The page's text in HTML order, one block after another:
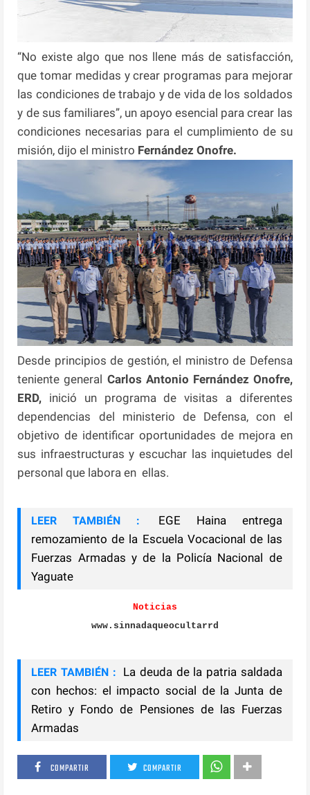
“No existe algo que nos llene más de satisfacción,
que tomar medidas y crear programas para mejorar
las condiciones de trabajo y de vida de los soldados
y de sus familiares”, un apoyo esencial para crear las
condiciones necesarias para el cumplimiento de su
misión, dijo el ministro Fernández Onofre.
Desde principios de gestión, el ministro de Defensa
teniente general Carlos Antonio Fernández Onofre,
ERD, inició un programa de visitas a diferentes
dependencias del ministerio de Defensa, con el
objetivo de identificar oportunidades de mejora en
sus infraestructuras y escuchar las inquietudes del
personal que labora en ellas.
LEER TAMBIÉN :
EGE Haina entrega
remozamiento de la Escuela Vocacional de las
Fuerzas Armadas y de la Policía Nacional de
Yaguate
Noticias
www.sinnadaqueocultarrd
LEER TAMBIÉN :
La deuda de la patria saldada
con hechos: el impacto social de la Junta de
Retiro y Fondo de Pensiones de las Fuerzas
Armadas
COMPARTIR COMPARTIR